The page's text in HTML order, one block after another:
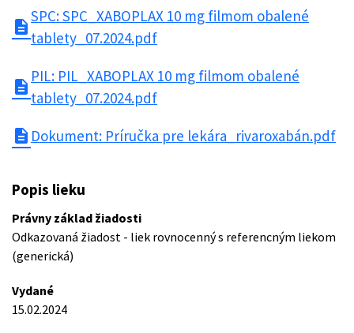
description
SPC: SPC_XABOPLAX 10 mg filmom obalené
tablety_07.2024.pdf
description
PIL: PIL_XABOPLAX 10 mg filmom obalené
tablety_07.2024.pdf
description Dokument: Príručka pre lekára_rivaroxabán.pdf
Popis lieku
Právny základ žiadosti
Odkazovaná žiadost - liek rovnocenný s referencným liekom
(generická)
Vydané
15.02.2024